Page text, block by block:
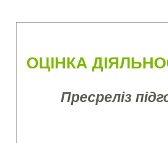
ОЦІНКА
Пресреліз